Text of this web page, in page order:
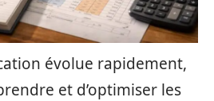
évolue rapidement,
et d’optimiser les